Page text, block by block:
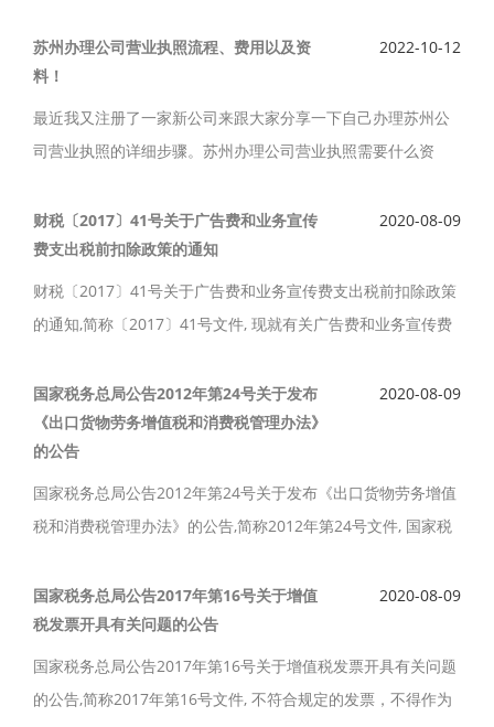
州办理公司营业执照流程及费用、资料如下。
苏州办理公司营业执照流程、费用以及资
料！
2022-10-12
最近我又注册了一家新公司来跟大家分享一下自己办理苏州公
司营业执照的详细步骤。苏州办理公司营业执照需要什么资
财税〔2017〕41号关于广告费和业务宣传
费支出税前扣除政策的通知
2020-08-09
财税〔2017〕41号关于广告费和业务宣传费支出税前扣除政策
的通知,简称〔2017〕41号文件, 现就有关广告费和业务宣传费
国家税务总局公告2012年第24号关于发布
《出口货物劳务增值税和消费税管理办法》
的公告
2020-08-09
国家税务总局公告2012年第24号关于发布《出口货物劳务增值
税和消费税管理办法》的公告,简称2012年第24号文件, 国家税
国家税务总局公告2017年第16号关于增值
税发票开具有关问题的公告
2020-08-09
国家税务总局公告2017年第16号关于增值税发票开具有关问题
的公告,简称2017年第16号文件, 不符合规定的发票，不得作为